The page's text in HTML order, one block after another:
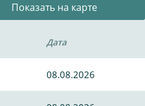
Показать на карте
Дата
08.08.2026